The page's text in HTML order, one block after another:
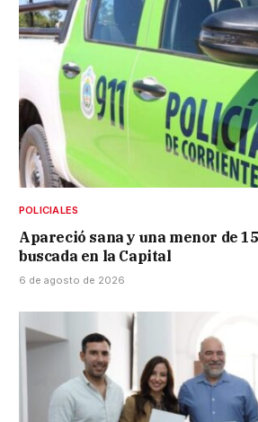
POLICIALES
Apareció sana y una menor de
buscada en la Capital
6 de agosto de 2026